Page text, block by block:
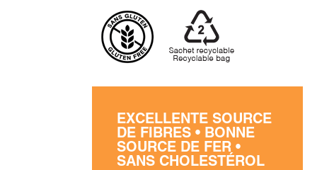
EXCELLENTE SOURCE
DE FIBRES • BONNE
SOURCE DE FER •
SANS CHOLESTÉROL